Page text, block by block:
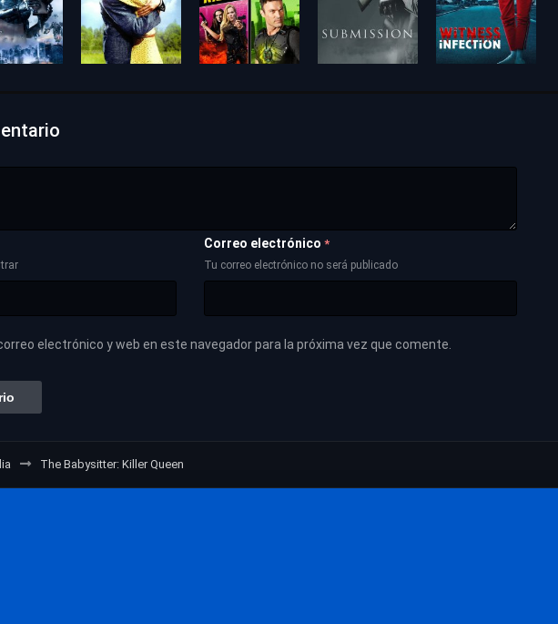
Correo electrónico *
Tu correo electrónico no será publicado
electrónico y web en este navegador para la próxima vez que comente.
The Babysitter: Killer Queen